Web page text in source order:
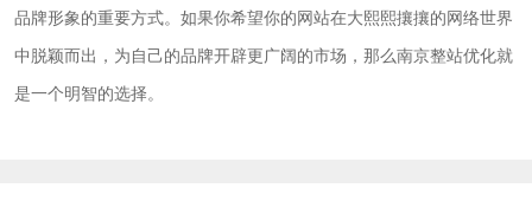
品牌形象的重要方式。如果你希望你的网站在大熙熙攘攘的网络世界
中脱颖而出，为自己的品牌开辟更广阔的市场，那么南京整站优化就
是一个明智的选择。